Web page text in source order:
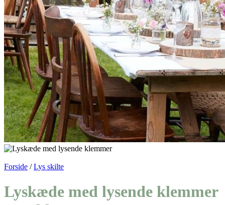
Forside / Lys skilte
Lyskæde med lysende klemmer